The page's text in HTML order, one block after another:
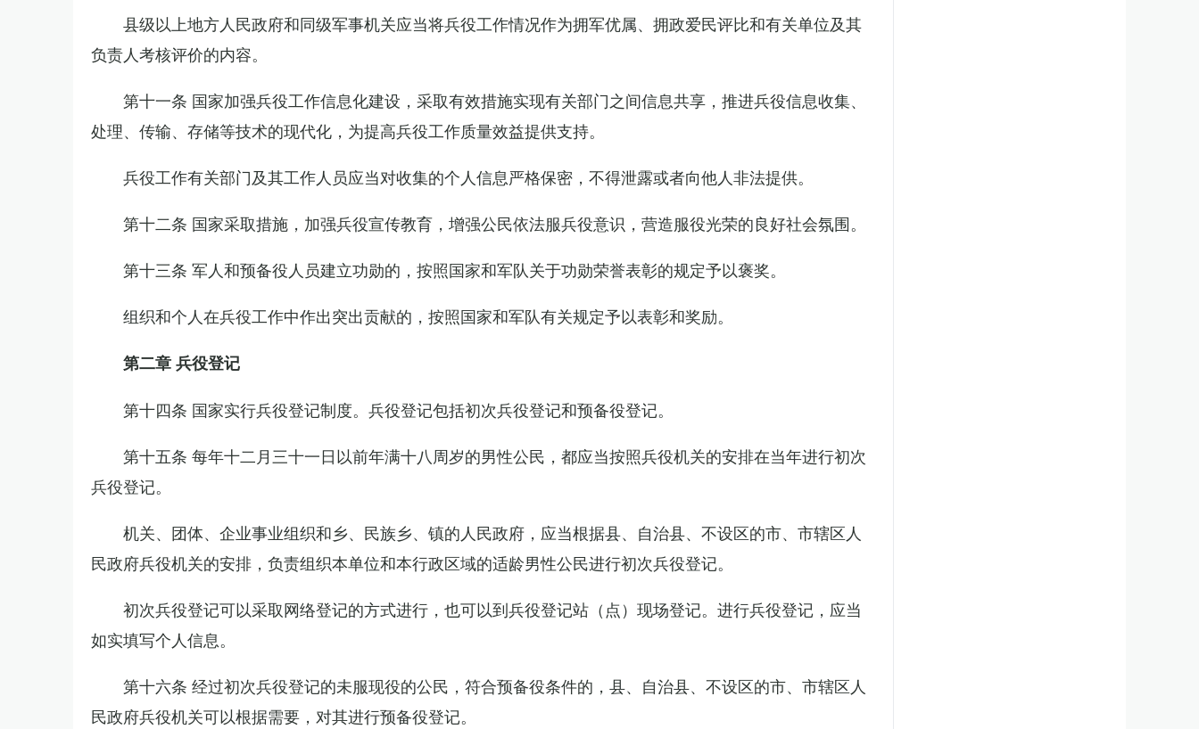
县级以上地方人民政府和同级军事机关应当将兵役工作情况作为拥军优属、拥政爱民评比和有关单位及其
负责人考核评价的内容。
第十一条 国家加强兵役工作信息化建设，采取有效措施实现有关部门之间信息共享，推进兵役信息收集、
处理、传输、存储等技术的现代化，为提高兵役工作质量效益提供支持。
兵役工作有关部门及其工作人员应当对收集的个人信息严格保密，不得泄露或者向他人非法提供。
第十二条 国家采取措施，加强兵役宣传教育，增强公民依法服兵役意识，营造服役光荣的良好社会氛围。
第十三条 军人和预备役人员建立功勋的，按照国家和军队关于功勋荣誉表彰的规定予以褒奖。
组织和个人在兵役工作中作出突出贡献的，按照国家和军队有关规定予以表彰和奖励。
第二章 兵役登记
第十四条 国家实行兵役登记制度。兵役登记包括初次兵役登记和预备役登记。
第十五条 每年十二月三十一日以前年满十八周岁的男性公民，都应当按照兵役机关的安排在当年进行初次
兵役登记。
机关、团体、企业事业组织和乡、民族乡、镇的人民政府，应当根据县、自治县、不设区的市、市辖区人
民政府兵役机关的安排，负责组织本单位和本行政区域的适龄男性公民进行初次兵役登记。
初次兵役登记可以采取网络登记的方式进行，也可以到兵役登记站（点）现场登记。进行兵役登记，应当
如实填写个人信息。
第十六条 经过初次兵役登记的未服现役的公民，符合预备役条件的，县、自治县、不设区的市、市辖区人
民政府兵役机关可以根据需要，对其进行预备役登记。